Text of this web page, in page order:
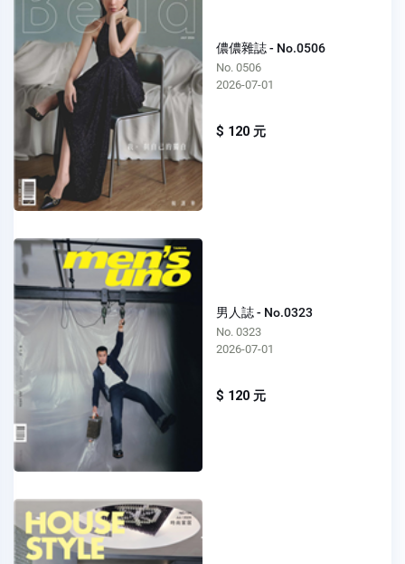
儂儂雜誌 - No.0506
No. 0506
2026-07-01
$ 120 元
男人誌 - No.0323
No. 0323
2026-07-01
$ 120 元